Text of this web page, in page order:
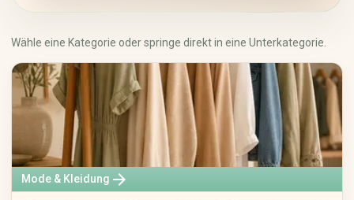
Textilkunst
Sammeln & Memorabilia
Mixed Media
Digitale Kunst
Kunstdrucke
Originalkunst
Street Art
Kalligrafie
Malen & Zeichnen
Keramik & Töpfern
Haus & Wohnen
Wähle eine Kategorie oder springe direkt in eine Unterkategorie.
Mode & Kleidung arrow_forward